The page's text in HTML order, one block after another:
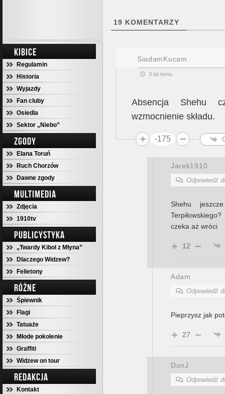
KIBICE
Regulamin
Historia
Wyjazdy
Fan cluby
Osiedla
Sektor „Niebo”
ZGODY
Elana Toruń
Ruch Chorzów
Dawne zgody
MULTIMEDIA
Zdjęcia
1910tv
PUBLICYSTYKA
„Twardy Kibol z Młyna”
Dlaczego Widzew?
Felietony
RÓŻNE
Śpiewnik
Flagi
Tatuaże
Młode pokolenie
Graffiti
Widzew on tour
REDAKCJA
Kontakt
19 KOMENTARZY
SiadamKucam
3 lat temu
Absencja Shehu
wzmocnienie składu.
-175
Jarek1910
Odpowiedź
Shehu
czeka aż wróci
12
Adam
Odpowiedź
Pieprzysz jak
27
DonJ
Odpowiedź